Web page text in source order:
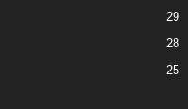
29
28
25